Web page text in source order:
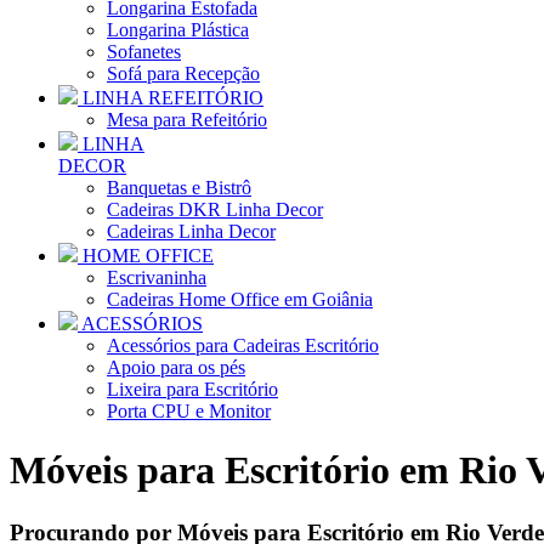
Longarina Estofada
Longarina Plástica
Sofanetes
Sofá para Recepção
LINHA REFEITÓRIO
Mesa para Refeitório
LINHA
DECOR
Banquetas e Bistrô
Cadeiras DKR Linha Decor
Cadeiras Linha Decor
HOME OFFICE
Escrivaninha
Cadeiras Home Office em Goiânia
ACESSÓRIOS
Acessórios para Cadeiras Escritório
Apoio para os pés
Lixeira para Escritório
Porta CPU e Monitor
Móveis para Escritório em Rio
Procurando por Móveis para Escritório em Rio